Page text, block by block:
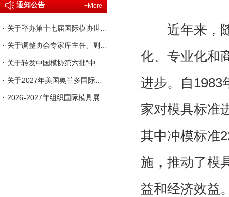
+More
通知公告
· 关于举办第十七届国际模协世界大会的通知
· 关于调整协会专家库主任、副主任人选的通知
· 关于转发中国模协第六批“中国模具行业企业信用等级评价”申报工作的通知
· 关于2027年美国奥兰多国际塑料展览会（NPE）参展的邀请函
· 2026-2027年组织国际模具展会一览表
近年来，随
化、专业化和
进步。自1983
家对模具标准
其中冲模标准
施，推动了模
益和经济效益